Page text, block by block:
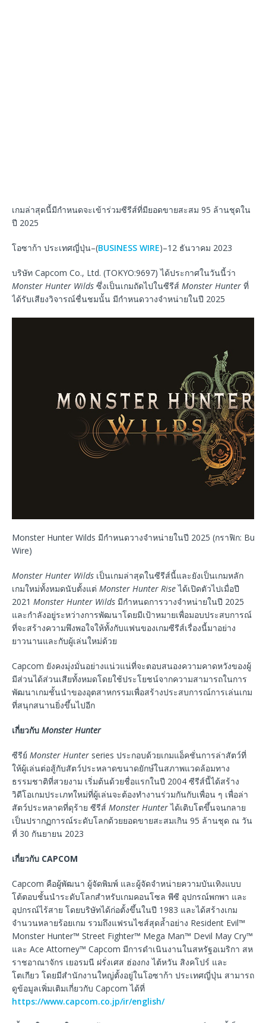
เกมล่าสุดนี้มีกำหนดจะเข้าร่วมซีรีส์ที่มียอดขายสะสม 95 ล้านชุดใน
ปี 2025
โอซาก้า ประเทศญี่ปุ่น–(BUSINESS WIRE)–12 ธันวาคม 2023
บริษัท Capcom Co., Ltd. (TOKYO:9697) ได้ประกาศในวันนี้ว่า
Monster Hunter Wilds ซึ่งเป็นเกมถัดไปในซีรีส์ Monster Hunter ที่
ได้รับเสียงวิจารณ์ชื่นชมนั้น มีกำหนดวางจำหน่ายในปี 2025
Monster Hunter Wilds มีกำหนดวางจำหน่ายในปี 2025 (กราฟิก:
Wire)
Monster Hunter Wilds เป็นเกมล่าสุดในซีรีส์นี้และยังเป็นเกมหลัก
เกมใหม่ทั้งหมดนับตั้งแต่ Monster Hunter Riseได้เปิดตัวไปเมื่อปี
2021 Monster Hunter Wilds มีกำหนดการวางจำหน่ายในปี 2025
และกำลังอยู่ระหว่างการพัฒนาโดยมีเป้าหมายเพื่อมอบประสบการณ์
ที่จะสร้างความพึงพอใจให้ทั้งกับแฟนของเกมซีรีส์เรื่องนี้มาอย่าง
ยาวนานและกับผู้เล่นใหม่ด้วย
Capcom ยังคงมุ่งมั่นอย่างแน่วแน่ที่จะตอบสนองความคาดหวังของผู้
มีส่วนได้ส่วนเสียทั้งหมดโดยใช้ประโยชน์จากความสามารถในการ
พัฒนาเกมชั้นนำของอุตสาหกรรมเพื่อสร้างประสบการณ์การเล่นเกม
ที่สนุกสนานยิ่งขึ้นไปอีก
เกี่ยวกับ Monster Hunter
ซีรีย์ Monster Hunter series ประกอบด้วยเกมแอ็คชั่นการล่าสัตว์ที่
ให้ผู้เล่นต่อสู้กับสัตว์ประหลาดขนาดยักษ์ในสภาพแวดล้อมทาง
ธรรมชาติที่สวยงาม เริ่มต้นด้วยชื่อแรกในปี 2004 ซีรีส์นี้ได้สร้าง
วิดีโอเกมประเภทใหม่ที่ผู้เล่นจะต้องทำงานร่วมกันกับเพื่อน ๆ เพื่อล่า
สัตว์ประหลาดที่ดุร้าย ซีรีส์ Monster Hunterได้เติบโตขึ้นจนกลาย
เป็นปรากฏการณ์ระดับโลกด้วยยอดขายสะสมเกิน 95 ล้านชุด ณ วัน
ที่ 30 กันยายน 2023
เกี่ยวกับ CAPCOM
Capcom คือผู้พัฒนา ผู้จัดพิมพ์ และผู้จัดจำหน่ายความบันเทิงแบบ
โต้ตอบชั้นนำระดับโลกสำหรับเกมคอนโซล พีซี อุปกรณ์พกพา และ
อุปกรณ์ไร้สาย โดยบริษัทได้ก่อตั้งขึ้นในปี 1983 และได้สร้างเกม
จำนวนหลายร้อยเกม รวมถึงแฟรนไชส์สุดล้ำอย่าง Resident Evil™
Monster Hunter™ Street Fighter™ Mega Man™ Devil May Cry™
และ Ace Attorney™ Capcom มีการดำเนินงานในสหรัฐอเมริกา สห
ราชอาณาจักร เยอรมนี ฝรั่งเศส ฮ่องกง ไต้หวัน สิงคโปร์ และ
โตเกียว โดยมีสำนักงานใหญ่ตั้งอยู่ในโอซาก้า ประเทศญี่ปุ่น สามารถ
ดูข้อมูลเพิ่มเติมเกี่ยวกับ Capcom ได้ที่
https://www.capcom.co.jp/ir/english/